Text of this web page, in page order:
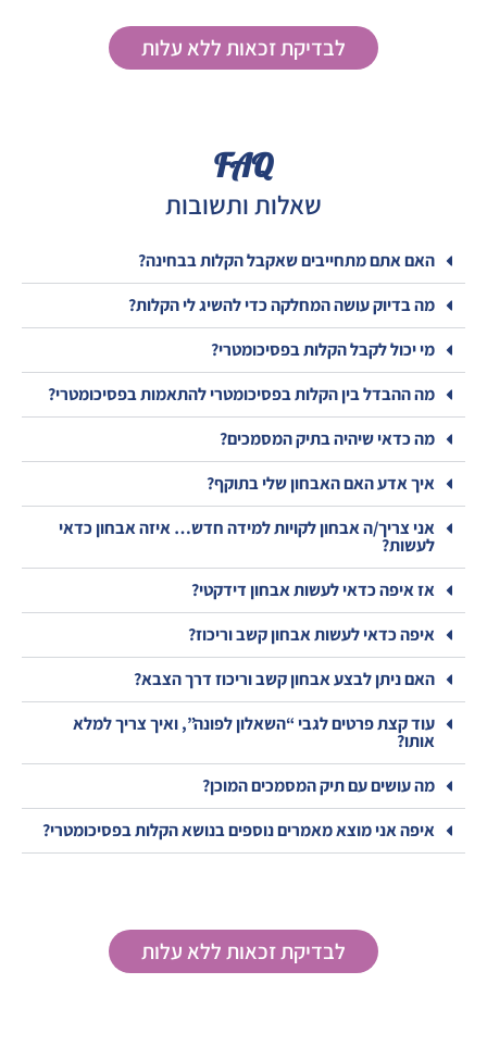
לבדיקת זכאות ללא עלות
FAQ
שאלות ותשובות
האם אתם מתחייבים שאקבל הקלות בבחינה?
מה בדיוק עושה המחלקה כדי להשיג לי הקלות?
מי יכול לקבל הקלות בפסיכומטרי?
מה ההבדל בין הקלות בפסיכומטרי להתאמות בפסיכומטרי?
מה כדאי שיהיה בתיק המסמכים?
איך אדע האם האבחון שלי בתוקף?
אני צריך/ה אבחון לקויות למידה חדש… איזה אבחון כדאי
לעשות?
אז איפה כדאי לעשות אבחון דידקטי?
איפה כדאי לעשות אבחון קשב וריכוז?
האם ניתן לבצע אבחון קשב וריכוז דרך הצבא?
עוד קצת פרטים לגבי “השאלון לפונה”, ואיך צריך למלא
אותו?
מה עושים עם תיק המסמכים המוכן?
איפה אני מוצא מאמרים נוספים בנושא הקלות בפסיכומטרי?
לבדיקת זכאות ללא עלות